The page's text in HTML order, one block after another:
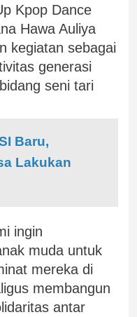
Kpop Dance
Hawa Auliya
kegiatan sebagai
generasi
seni tari
Baru,
Lakukan
ingin
muda untuk
mereka di
membangun
antar